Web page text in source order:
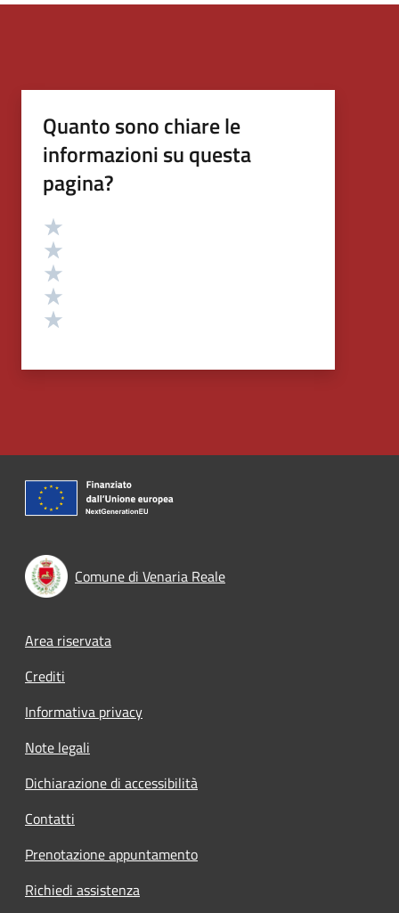
Quanto sono chiare le
informazioni su questa
pagina?
Valutazione
Comune di Venaria Reale
Footer menu
Area riservata
Crediti
Informativa privacy
Note legali
Dichiarazione di accessibilità
Contatti
Prenotazione appuntamento
Richiedi assistenza